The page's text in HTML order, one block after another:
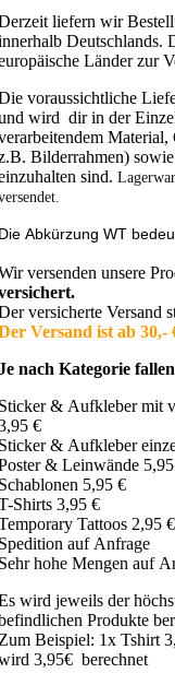
liefern wir
Deutschlands.
Länder zur
voraussichtliche
wird dir in der
Bilderrahmen)
sind.
Abkürzung WT
versenden unsere
versicherte Versand
Versand ist ab 30,-
nach Kategorie
& Aufkleber mit
€
& Aufkleber
& Leinwände
5,95 €
Shirts 3,95 €
Tattoos 2,95 €
auf Anfrage
hohe Mengen auf
wird jeweils der
Produkte
Beispiel: 1x Tshirt
3,95€ berechnet